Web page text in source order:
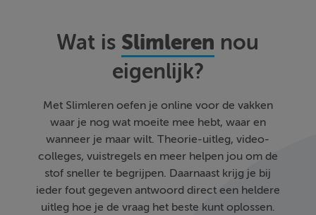
Wat is Slimleren nou
eigenlijk?
Met Slimleren oefen je online voor de vakken
waar je nog wat moeite mee hebt, waar en
wanneer je maar wilt. Theorie-uitleg, video-
colleges, vuistregels en meer helpen jou om de
stof sneller te begrijpen. Daarnaast krijg je bij
ieder fout gegeven antwoord direct een heldere
uitleg hoe je de vraag het beste kunt oplossen.